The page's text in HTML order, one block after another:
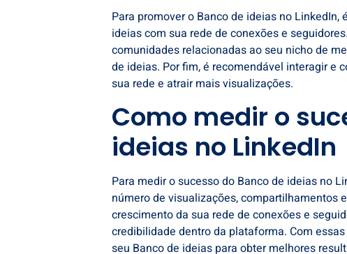
Para promover o Banco de ideias no
ideias com sua rede de conexões e
comunidades relacionadas ao seu nicho de
de ideias. Por fim, é recomendável interagir e
sua rede e atrair mais visualizações.
Como medir o
ideias no LinkedIn
Para medir o sucesso do Banco de ideias no
número de visualizações, compartilhamentos
crescimento da sua rede de conexões e
credibilidade dentro da plataforma. Com
seu Banco de ideias para obter melhores